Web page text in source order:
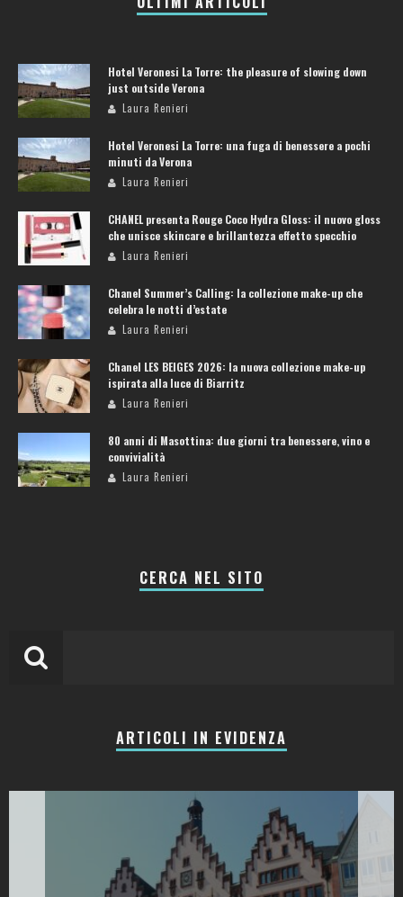
Hotel Veronesi La Torre: the pleasure of slowing down
just outside Verona
Laura Renieri
Hotel Veronesi La Torre: una fuga di benessere a pochi
minuti da Verona
Laura Renieri
CHANEL presenta Rouge Coco Hydra Gloss: il nuovo gloss
che unisce skincare e brillantezza effetto specchio
Laura Renieri
Chanel Summer’s Calling: la collezione make-up che
celebra le notti d’estate
Laura Renieri
Chanel LES BEIGES 2026: la nuova collezione make-up
ispirata alla luce di Biarritz
Laura Renieri
80 anni di Masottina: due giorni tra benessere, vino e
convivialità
Laura Renieri
CERCA NEL SITO
ARTICOLI IN EVIDENZA